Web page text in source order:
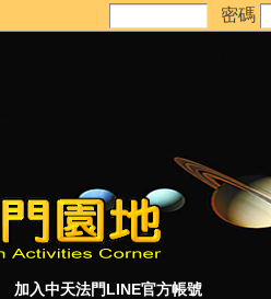
密碼
加入中天法門LINE官方帳號